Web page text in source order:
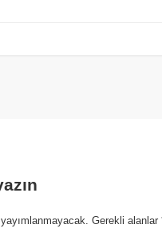
Gerekli alanlar